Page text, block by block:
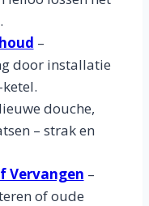
–
door installatie
douche,
– strak en
Vervangen –
of oude